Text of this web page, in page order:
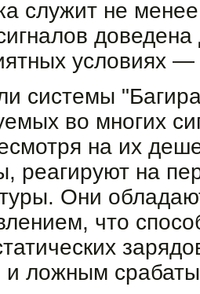
служит не
усло­виях
системы
во многих
на их
реагируют на
Они
что
и ложным